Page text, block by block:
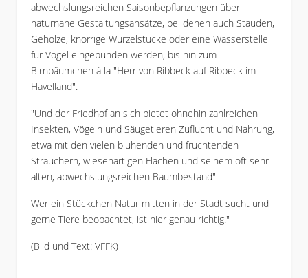
abwechslungsreichen Saisonbepflanzungen über
naturnahe Gestaltungsansätze, bei denen auch Stauden,
Gehölze, knorrige Wurzelstücke oder eine Wasserstelle
für Vögel eingebunden werden, bis hin zum
Birnbäumchen à la "Herr von Ribbeck auf Ribbeck im
Havelland".
"Und der Friedhof an sich bietet ohnehin zahlreichen
Insekten, Vögeln und Säugetieren Zuflucht und Nahrung,
etwa mit den vielen blühenden und fruchtenden
Sträuchern, wiesenartigen Flächen und seinem oft sehr
alten, abwechslungsreichen Baumbestand"
Wer ein Stückchen Natur mitten in der Stadt sucht und
gerne Tiere beobachtet, ist hier genau richtig."
(Bild und Text: VFFK)